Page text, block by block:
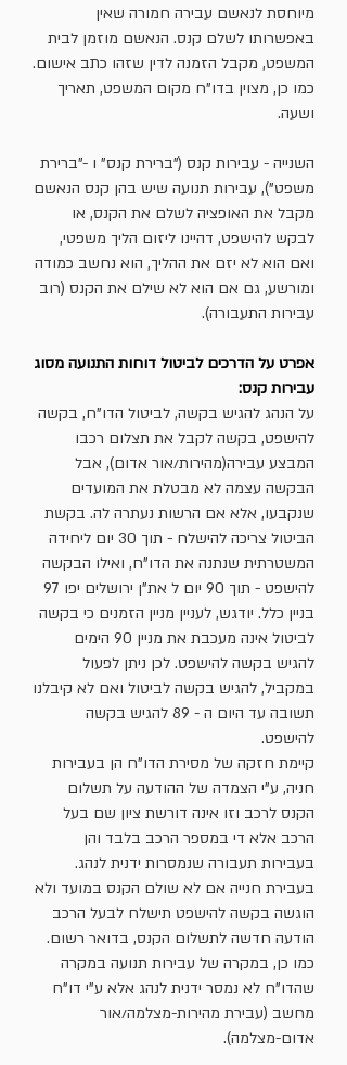
מיוחסת לנאשם עבירה חמורה שאין
באפשרותו לשלם קנס. הנאשם מוזמן לבית
המשפט, מקבל הזמנה לדין שזהו כתב אישום.
כמו כן, מצוין בדו"ח מקום המשפט, תאריך
ושעה.
השנייה - עבירות קנס ("ברירת קנס" ו -"ברירת
משפט"), עבירות תנועה שיש בהן קנס הנאשם
מקבל את האופציה לשלם את הקנס, או
לבקש להישפט, דהיינו ליזום הליך משפטי,
ואם הוא לא יזם את ההליך, הוא נחשב כמודה
ומורשע, גם אם הוא לא שילם את הקנס (רוב
עבירות התעבורה).
אפרט על הדרכים לביטול דוחות התנועה מסוג
עבירות קנס:
על הנהג להגיש בקשה, לביטול הדו"ח, בקשה
להישפט, בקשה לקבל את תצלום רכבו
המבצע עבירה(מהירות/אור אדום), אבל
הבקשה עצמה לא מבטלת את המועדים
שנקבעו, אלא אם הרשות נעתרה לה. בקשת
הביטול צריכה להישלח - תוך 30 יום ליחידה
המשטרתית שנתנה את הדו"ח, ואילו הבקשה
להישפט - תוך 90 יום ל את"ן ירושלים יפו 97
בניין כלל. יודגש, לעניין מניין הזמנים כי בקשה
לביטול אינה מעכבת את מניין 90 הימים
להגיש בקשה להישפט. לכן ניתן לפעול
במקביל, להגיש בקשה לביטול ואם לא קיבלנו
תשובה עד היום ה - 89 להגיש בקשה
להישפט.
קיימת חזקה של מסירת הדו"ח הן בעבירות
חניה, ע"י הצמדה של ההודעה על תשלום
הקנס לרכב וזו אינה דורשת ציון שם בעל
הרכב אלא די במספר הרכב בלבד והן
בעבירות תעבורה שנמסרות ידנית לנהג.
בעבירת חנייה אם לא שולם הקנס במועד ולא
הוגשה בקשה להישפט תישלח לבעל הרכב
הודעה חדשה לתשלום הקנס, בדואר רשום.
כמו כן, במקרה של עבירות תנועה במקרה
שהדו"ח לא נמסר ידנית לנהג אלא ע"י דו"ח
מחשב (עבירת מהירות-מצלמה/אור
אדום-מצלמה).